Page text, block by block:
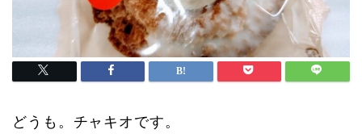
どうも。チャキオです。